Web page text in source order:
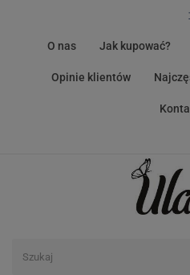
O nas Jak kupować?
Opinie klientów